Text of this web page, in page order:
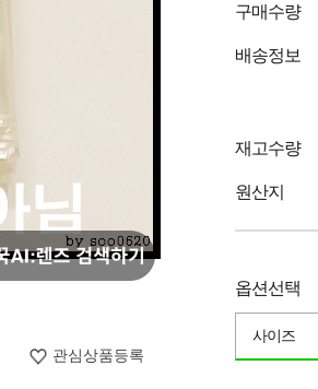
관심상품등록
구매수량
배송정보
재고수량
원산지
옵션선택
사이즈